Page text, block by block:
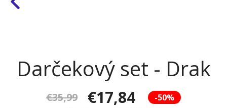
Darčekový set - Drak
-50%
€35,99 €17,84